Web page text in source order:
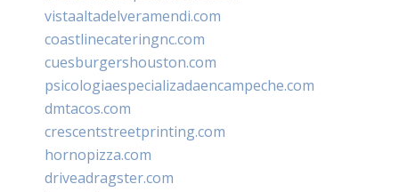
vistaaltadelveramendi.com
coastlinecateringnc.com
cuesburgershouston.com
psicologiaespecializadaencampeche.com
dmtacos.com
crescentstreetprinting.com
hornopizza.com
driveadragster.com